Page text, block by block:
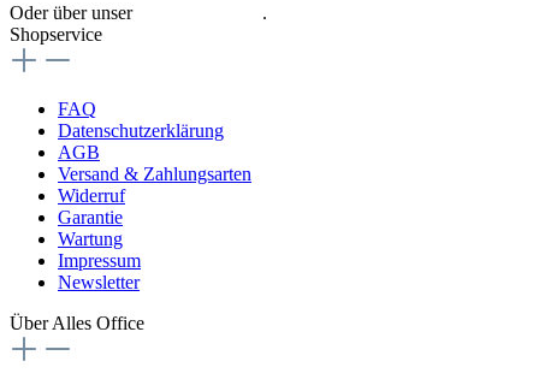
Oder über unser
.
Shopservice
FAQ
Datenschutzerklärung
AGB
Versand & Zahlungsarten
Widerruf
Garantie
Wartung
Impressum
Newsletter
Über Alles Office